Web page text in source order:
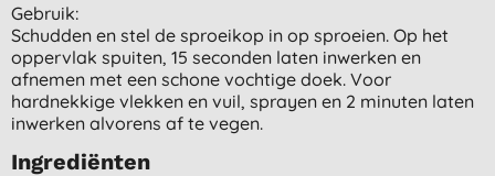
Gebruik:
Schudden en stel de sproeikop in op sproeien. Op het
oppervlak spuiten, 15 seconden laten inwerken en
afnemen met een schone vochtige doek. Voor
hardnekkige vlekken en vuil, sprayen en 2 minuten laten
inwerken alvorens af te vegen.
Ingrediënten